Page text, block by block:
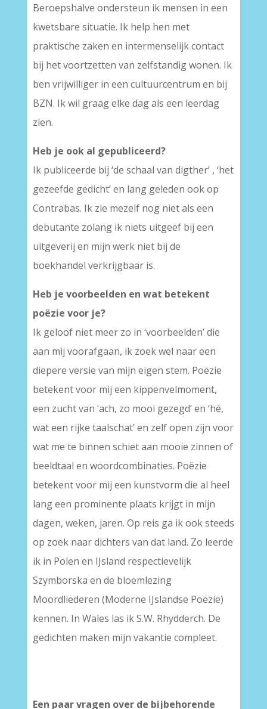
Beroepshalve ondersteun ik mensen in een
kwetsbare situatie. Ik help hen met
praktische zaken en intermenselijk contact
bij het voortzetten van zelfstandig wonen. Ik
ben vrijwilliger in een cultuurcentrum en bij
BZN. Ik wil graag elke dag als een leerdag
zien.
Heb je ook al gepubliceerd?
Ik publiceerde bij ‘de schaal van digther’ , ‘het
gezeefde gedicht’ en lang geleden ook op
Contrabas. Ik zie mezelf nog niet als een
debutante zolang ik niets uitgeef bij een
uitgeverij en mijn werk niet bij de
boekhandel verkrijgbaar is.
Heb je voorbeelden en wat betekent
poëzie voor je?
Ik geloof niet meer zo in ‘voorbeelden’ die
aan mij voorafgaan, ik zoek wel naar een
diepere versie van mijn eigen stem. Poëzie
betekent voor mij een kippenvelmoment,
een zucht van ‘ach, zo mooi gezegd’ en ‘hé,
wat een rijke taalschat’ en zelf open zijn voor
wat me te binnen schiet aan mooie zinnen of
beeldtaal en woordcombinaties. Poëzie
betekent voor mij een kunstvorm die al heel
lang een prominente plaats krijgt in mijn
dagen, weken, jaren. Op reis ga ik ook steeds
op zoek naar dichters van dat land. Zo leerde
ik in Polen en IJsland respectievelijk
Szymborska en de bloemlezing
Moordliederen (Moderne IJslandse Poëzie)
kennen. In Wales las ik S.W. Rhydderch. De
gedichten maken mijn vakantie compleet.
Een paar vragen over de bijbehorende